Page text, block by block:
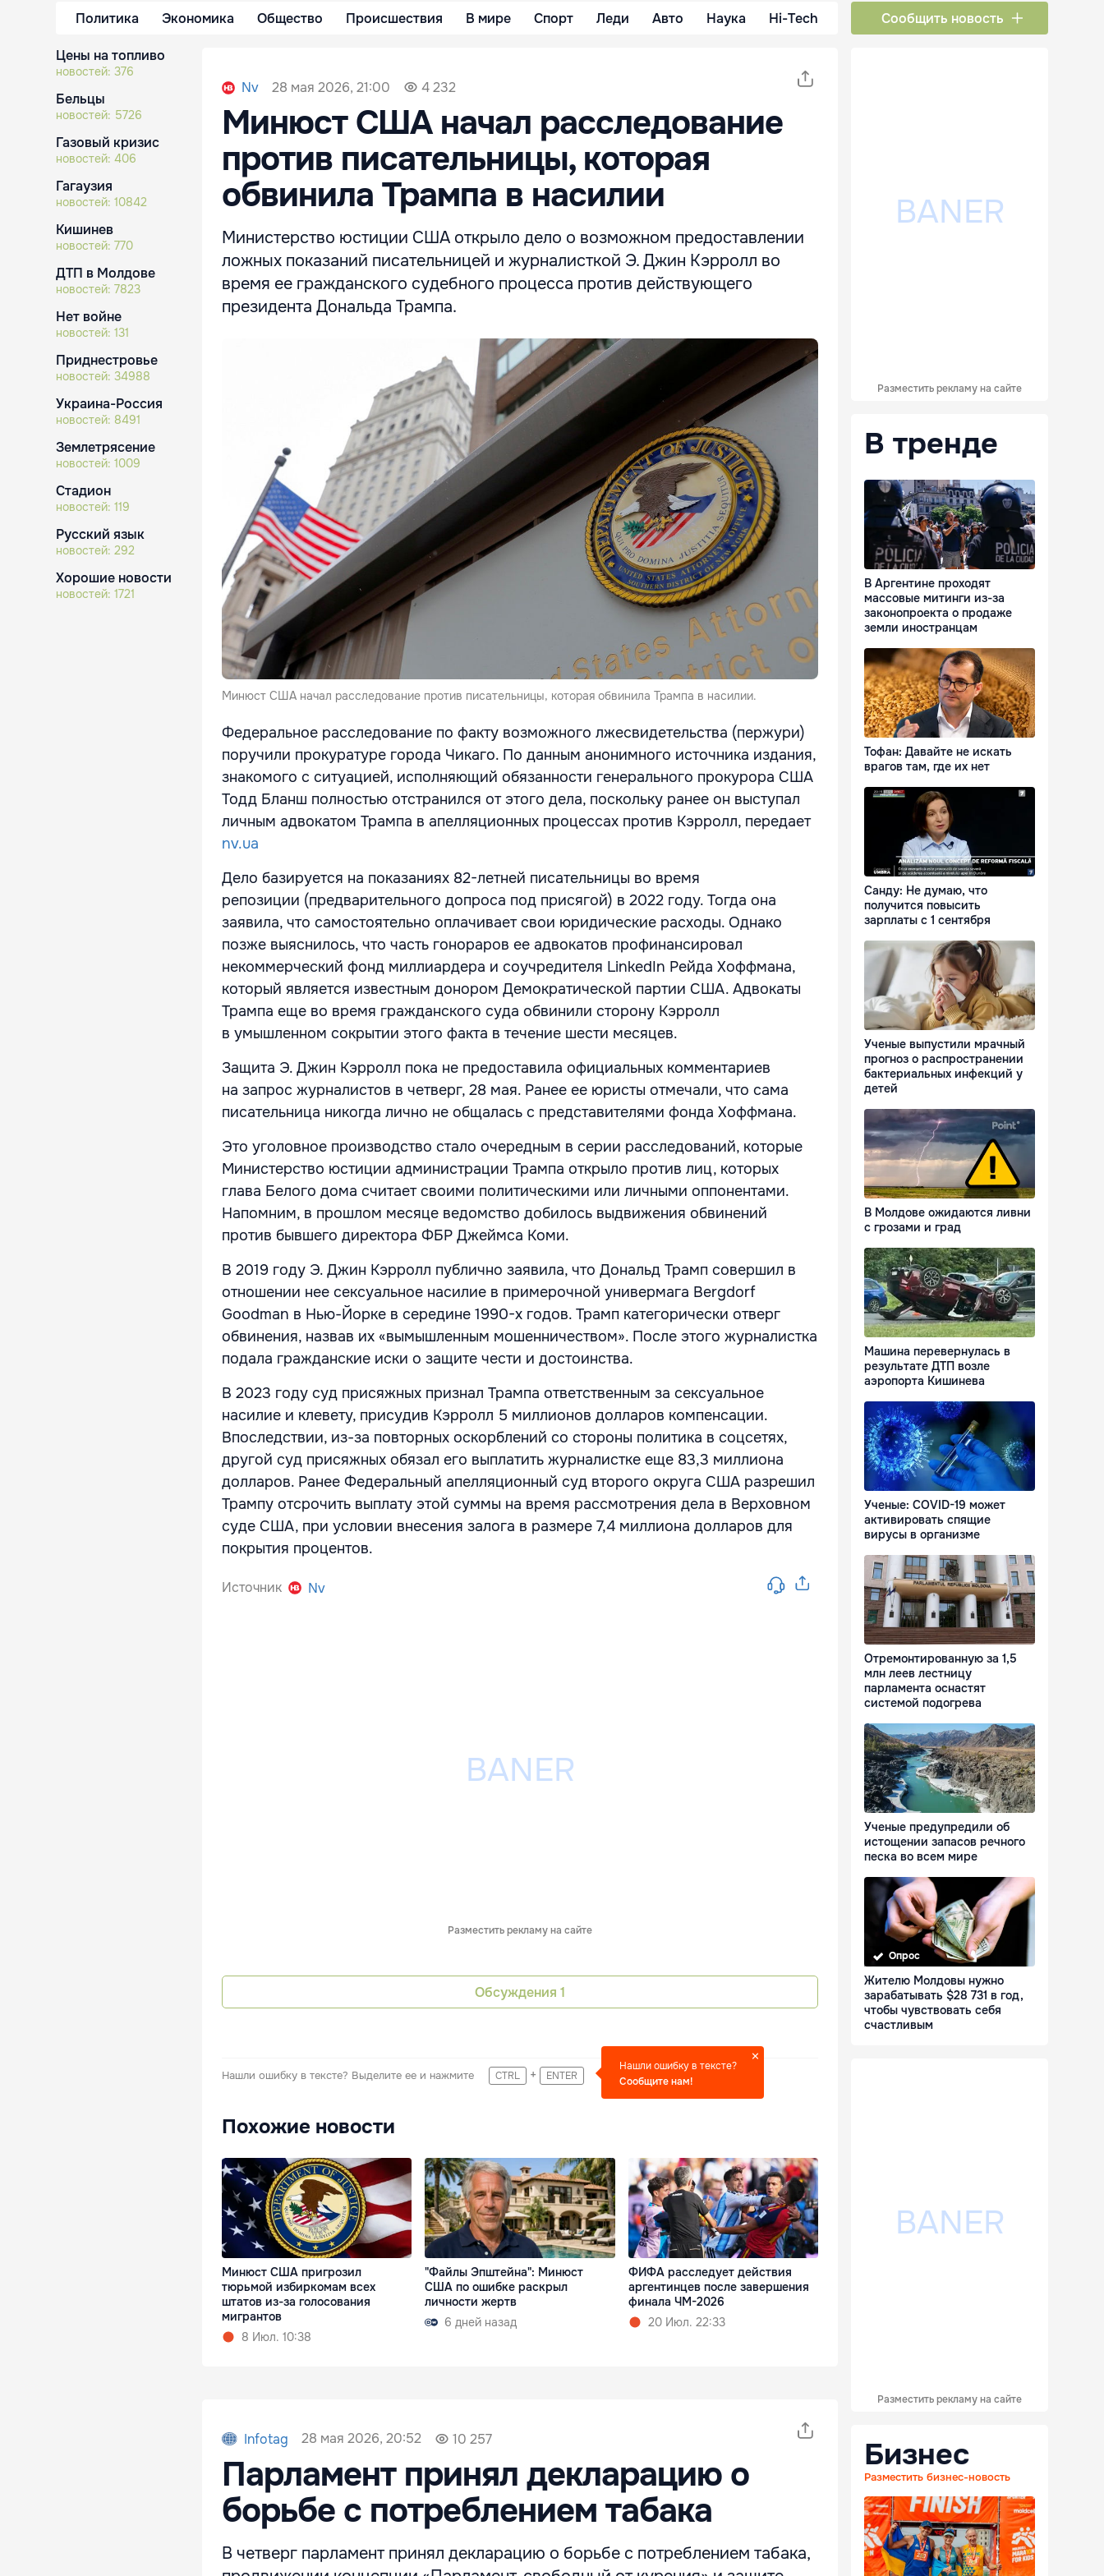
Политика Экономика Общество Происшествия В мире Спорт Леди Авто Наука Hi-Tech Сообщить новость
Цены на топливо
новостей: 376
Бельцы
новостей: 5726
Газовый кризис
новостей: 406
Гагаузия
новостей: 10842
Кишинев
новостей: 770
ДТП в Молдове
новостей: 7823
Нет войне
новостей: 131
Приднестровье
новостей: 34988
Украина-Россия
новостей: 8491
Землетрясение
новостей: 1009
Стадион
новостей: 119
Русский язык
новостей: 292
Хорошие новости
новостей: 1721
Nv 28 мая 2026, 21:00 4 232
Минюст США начал расследование
против писательницы, которая
обвинила Трампа в насилии
Министерство юстиции США открыло дело о возможном предоставлении
ложных показаний писательницей и журналисткой Э. Джин Кэрролл во
время ее гражданского судебного процесса против действующего
президента Дональда Трампа.
Минюст США начал расследование против писательницы, которая обвинила Трампа в насилии.
Федеральное расследование по факту возможного лжесвидетельства (пержури)
поручили прокуратуре города Чикаго. По данным анонимного источника издания,
знакомого с ситуацией, исполняющий обязанности генерального прокурора США
Тодд Бланш полностью отстранился от этого дела, поскольку ранее он выступал
личным адвокатом Трампа в апелляционных процессах против Кэрролл, передает
nv.ua
Дело базируется на показаниях 82-летней писательницы во время
репозиции (предварительного допроса под присягой) в 2022 году. Тогда она
заявила, что самостоятельно оплачивает свои юридические расходы. Однако
позже выяснилось, что часть гонораров ее адвокатов профинансировал
некоммерческий фонд миллиардера и соучредителя LinkedIn Рейда Хоффмана,
который является известным донором Демократической партии США. Адвокаты
Трампа еще во время гражданского суда обвинили сторону Кэрролл
в умышленном сокрытии этого факта в течение шести месяцев.
Защита Э. Джин Кэрролл пока не предоставила официальных комментариев
на запрос журналистов в четверг, 28 мая. Ранее ее юристы отмечали, что сама
писательница никогда лично не общалась с представителями фонда Хоффмана.
Это уголовное производство стало очередным в серии расследований, которые
Министерство юстиции администрации Трампа открыло против лиц, которых
глава Белого дома считает своими политическими или личными оппонентами.
Напомним, в прошлом месяце ведомство добилось выдвижения обвинений
против бывшего директора ФБР Джеймса Коми.
В 2019 году Э. Джин Кэрролл публично заявила, что Дональд Трамп совершил в
отношении нее сексуальное насилие в примерочной универмага Bergdorf
Goodman в Нью-Йорке в середине 1990-х годов. Трамп категорически отверг
обвинения, назвав их «вымышленным мошенничеством». После этого журналистка
подала гражданские иски о защите чести и достоинства.
В 2023 году суд присяжных признал Трампа ответственным за сексуальное
насилие и клевету, присудив Кэрролл 5 миллионов долларов компенсации.
Впоследствии, из-за повторных оскорблений со стороны политика в соцсетях,
другой суд присяжных обязал его выплатить журналистке еще 83,3 миллиона
долларов. Ранее Федеральный апелляционный суд второго округа США разрешил
Трампу отсрочить выплату этой суммы на время рассмотрения дела в Верховном
суде США, при условии внесения залога в размере 7,4 миллиона долларов для
покрытия процентов.
Источник Nv
Разместить рекламу на сайте
Обсуждения 1
Нашли ошибку в тексте? Выделите ее и нажмите CTRL + ENTER
Нашли ошибку в тексте?
Сообщите нам!
Похожие новости
Минюст США пригрозил
тюрьмой избиркомам всех
штатов из-за голосования
мигрантов
8 Июл. 10:38
"Файлы Эпштейна": Минюст
США по ошибке раскрыл
личности жертв
6 дней назад
ФИФА расследует действия
аргентинцев после завершения
финала ЧМ-2026
20 Июл. 22:33
Infotag 28 мая 2026, 20:52 10 257
Парламент принял декларацию о
борьбе с потреблением табака
В четверг парламент принял декларацию о борьбе с потреблением табака,
Разместить рекламу на сайте
В тренде
В Аргентине проходят
массовые митинги из-за
законопроекта о продаже
земли иностранцам
Тофан: Давайте не искать
врагов там, где их нет
Санду: Не думаю, что
получится повысить
зарплаты с 1 сентября
Ученые выпустили мрачный
прогноз о распространении
бактериальных инфекций у
детей
В Молдове ожидаются ливни
с грозами и град
Машина перевернулась в
результате ДТП возле
аэропорта Кишинева
Ученые: COVID-19 может
активировать спящие
вирусы в организме
Отремонтированную за 1,5
млн леев лестницу
парламента оснастят
системой подогрева
Ученые предупредили об
истощении запасов речного
песка во всем мире
Опрос
Жителю Молдовы нужно
зарабатывать $28 731 в год,
чтобы чувствовать себя
счастливым
Разместить рекламу на сайте
Бизнес
Разместить бизнес-новость